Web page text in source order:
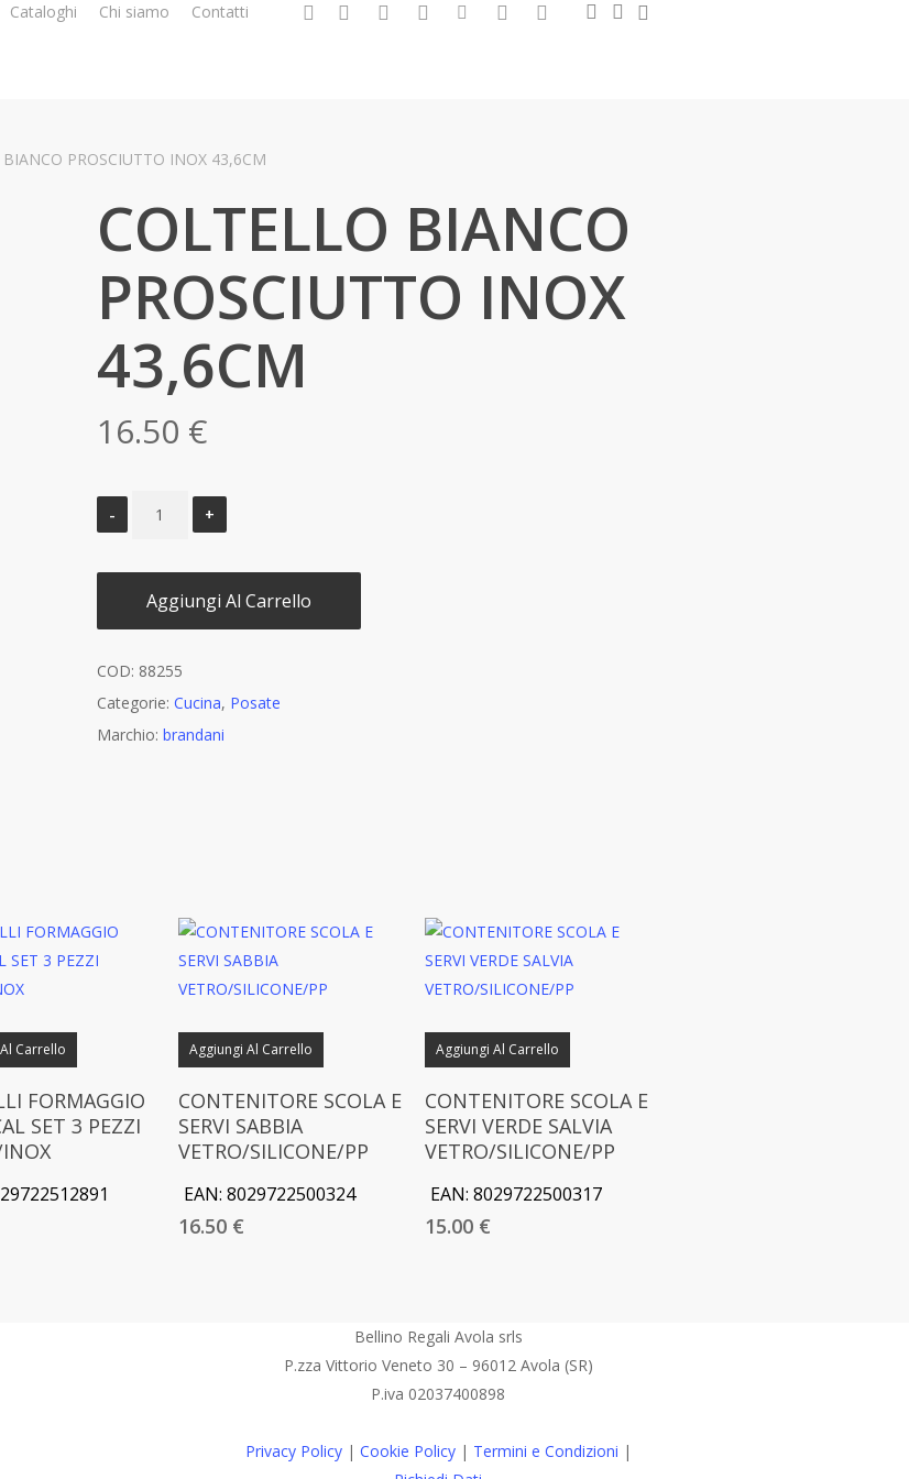
Cataloghi Chi siamo Contatti facebookgoogle- instagramwhatsapp
tiktok phone email searchaccount
PROSCIUTTO INOX 43,6CM
COLTELLO BIANCO
PROSCIUTTO INOX
43,6CM
16.50 €
Aggiungi Al Carrello
COD: 88255
Categorie: Cucina, Posate
Marchio: brandani
Carrello
FORMAGGIO
SET 3 PEZZI
Aggiungi Al Carrello
CONTENITORE SCOLA E
SERVI SABBIA
VETRO/SILICONE/PP
EAN: 8029722500324
16.50 €
Aggiungi Al Carrello
CONTENITORE SCOLA E
SERVI VERDE SALVIA
VETRO/SILICONE/PP
EAN: 8029722500317
15.00 €
Bellino Regali Avola srls
P.zza Vittorio Veneto 30 – 96012 Avola (SR)
P.iva 02037400898
Privacy Policy| Cookie Policy| Termini e Condizioni |